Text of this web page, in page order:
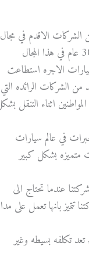
الشركات الاقدم في مجال
الاجره استطاعت
الشركات الرائده التي
اثناء التنقل
في عالم سيارات
متميزه بشكل كبير
عندما تحتاج الى
بانها تعمل على
تكلفه بسيطه وغير